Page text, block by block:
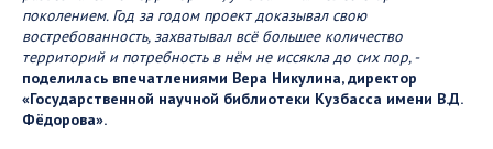
поколением. Год за годом проект доказывал свою
востребованность, захватывал всё большее количество
территорий и потребность в нём не иссякла до сих пор, -
поделилась впечатлениями Вера Никулина, директор
«Государственной научной библиотеки Кузбасса имени В.Д.
Фёдорова».